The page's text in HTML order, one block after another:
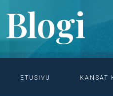
ETUSIVU KANSAT